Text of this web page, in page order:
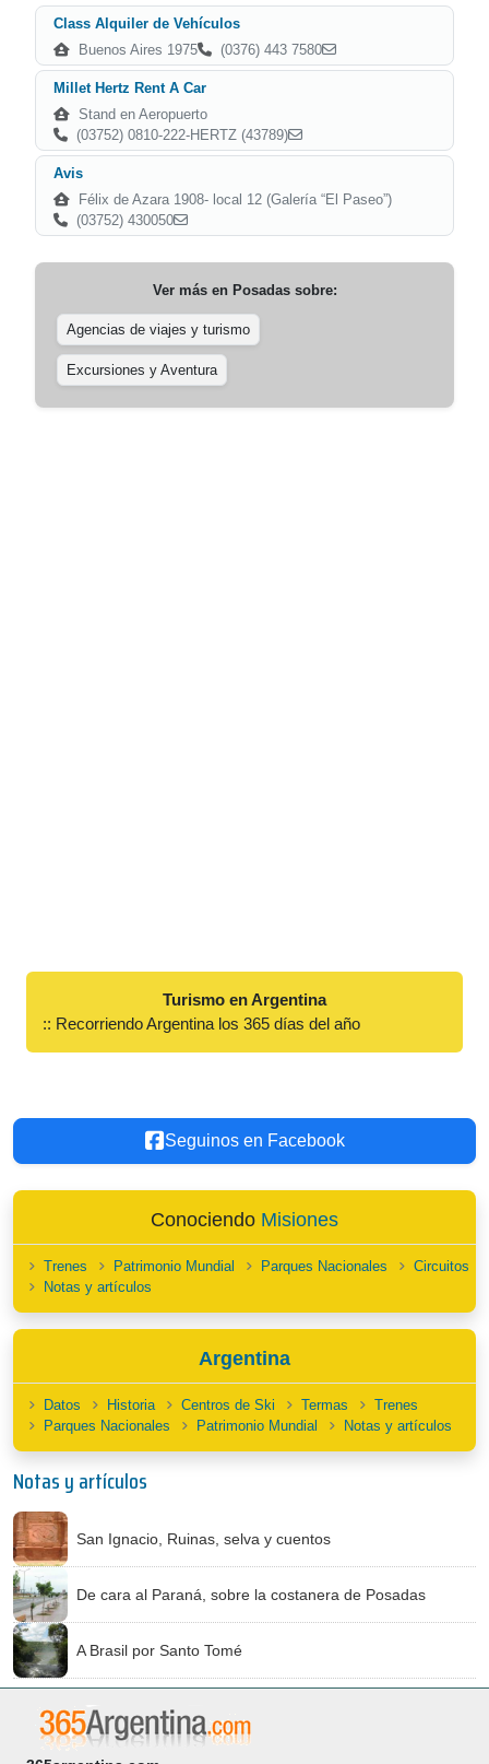
Class Alquiler de Vehículos
Buenos Aires 1975
(0376) 443 7580
Millet Hertz Rent A Car
Stand en Aeropuerto
(03752) 0810-222-HERTZ (43789)
Avis
Félix de Azara 1908- local 12 (Galería “El Paseo”)
(03752) 430050
Ver más en Posadassobre:
Agencias de viajes y turismo
Excursiones y Aventura
Turismo en Argentina
:: Recorriendo Argentina los 365 días del año
Seguinos en Facebook
Conociendo Misiones
Trenes Patrimonio Mundial Parques Nacionales
Circuitos
Notas y artículos
Argentina
Datos Historia Centros de Ski Termas
Trenes
Parques Nacionales
Patrimonio Mundial Notas y artículos
Notas y artículos
San Ignacio, Ruinas, selva y cuentos
De cara al Paraná, sobre la costanera de Posadas
A Brasil por Santo Tomé